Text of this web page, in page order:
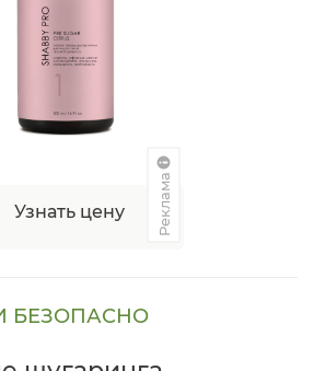
Узнать цену Реклама
БЕЗОПАСНО